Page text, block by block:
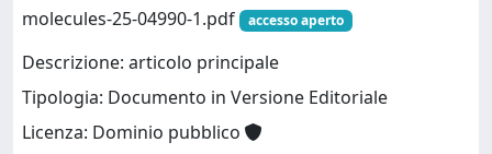
molecules-25-04990-1.pdf
accesso aperto
Descrizione: articolo principale
Tipologia: Documento in Versione Editoriale
Licenza: Dominio pubblico